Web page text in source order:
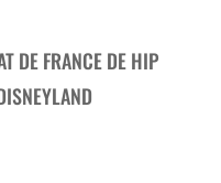
DE FRANCE DE HIP